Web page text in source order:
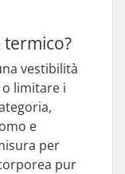
vestibilità
limitare i
e
per
pur